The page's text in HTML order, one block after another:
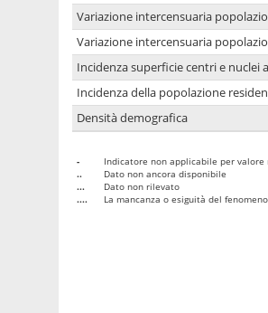
Variazione intercensuaria
Variazione intercensuaria
Incidenza superficie centri e nuclei
Incidenza della popolazione
Densità demografica
-
Indicatore non applicabile per
..
Dato non ancora disponibile
...
Dato non rilevato
....
La mancanza o esiguità del